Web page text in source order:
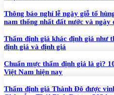
Thông báo nghỉ lễ ngày giỗ tổ
nam thống nhất đất nước và ngày
Thẩm định giá khác định giá như
định giá và định giá
Chuẩn mực thẩm định giá là gì?
Việt Nam hiện nay
Thẩm định giá Thành Đô được